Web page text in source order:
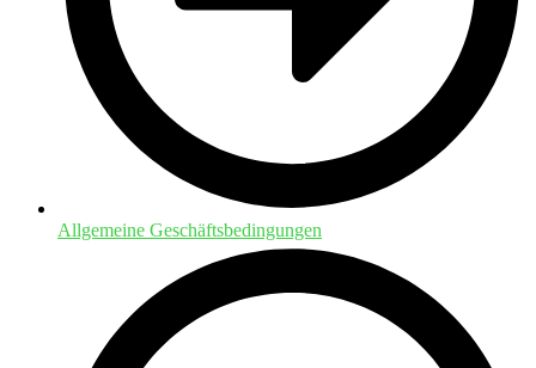
Allgemeine Geschäftsbedingungen